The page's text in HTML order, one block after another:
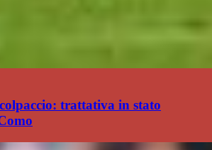
trattativa in stato